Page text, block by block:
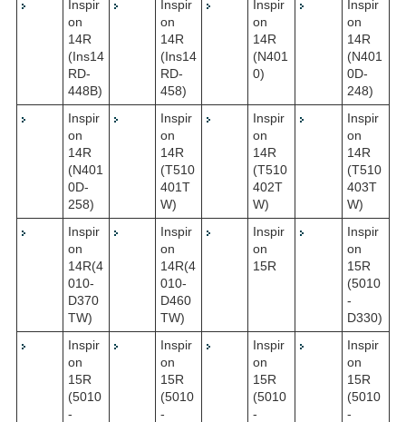
Inspir
on
14R
(Ins14
RD-
448B)
Inspir
on
14R
(Ins14
RD-
458)
Inspir
on
14R
(N401
0)
Inspir
on
14R
(N401
0D-
248)
Inspir
on
14R
(N401
0D-
258)
Inspir
on
14R
(T510
401T
W)
Inspir
on
14R
(T510
402T
W)
Inspir
on
14R
(T510
403T
W)
Inspir
on
14R(4
010-
D370
TW)
Inspir
on
14R(4
010-
D460
TW)
Inspir
on
15R
Inspir
on
15R
(5010
-
D330)
Inspir
on
15R
(5010
-
Inspir
on
15R
(5010
-
Inspir
on
15R
(5010
-
Inspir
on
15R
(5010
-